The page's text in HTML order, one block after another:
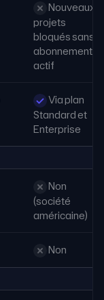
Nouveaux
projets
bloqués sans
abonnement
actif
Via plan
Standard et
Enterprise
Non
(société
américaine)
Non